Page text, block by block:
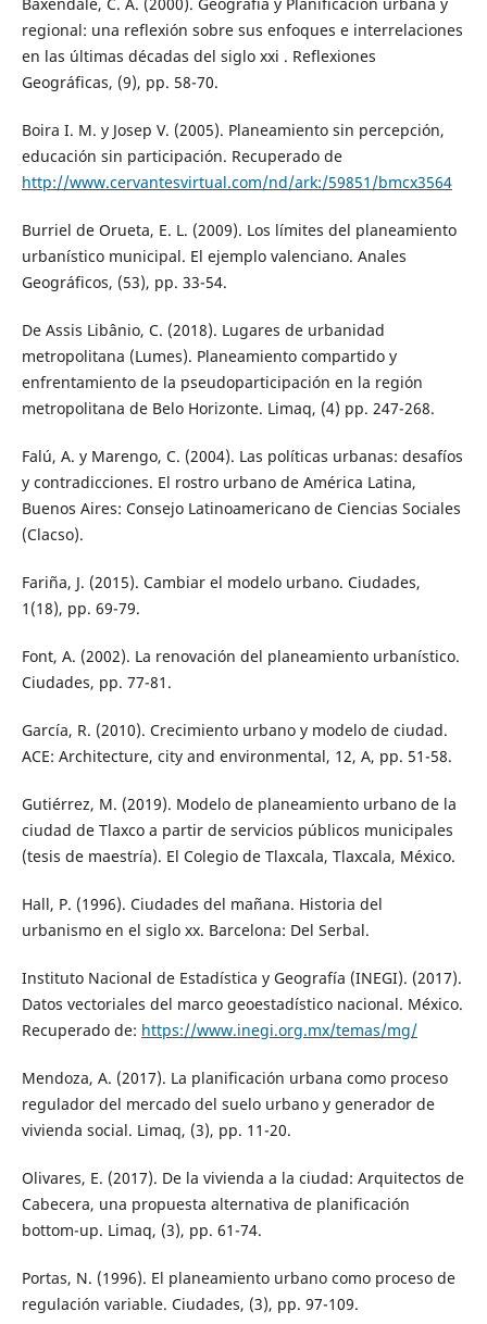
regional: una reflexión sobre sus enfoques e interrelaciones
en las últimas décadas del siglo xxi . Reflexiones
Geográficas, (9), pp. 58-70.
Boira I. M. y Josep V. (2005). Planeamiento sin percepción,
educación sin participación. Recuperado de
http://www.cervantesvirtual.com/nd/ark:/59851/bmcx3564
Burriel de Orueta, E. L. (2009). Los límites del planeamiento
urbanístico municipal. El ejemplo valenciano. Anales
Geográficos, (53), pp. 33-54.
De Assis Libânio, C. (2018). Lugares de urbanidad
metropolitana (Lumes). Planeamiento compartido y
enfrentamiento de la pseudoparticipación en la región
metropolitana de Belo Horizonte. Limaq, (4) pp. 247-268.
Falú, A. y Marengo, C. (2004). Las políticas urbanas: desafíos
y contradicciones. El rostro urbano de América Latina,
Buenos Aires: Consejo Latinoamericano de Ciencias Sociales
(Clacso).
Fariña, J. (2015). Cambiar el modelo urbano. Ciudades,
1(18), pp. 69-79.
Font, A. (2002). La renovación del planeamiento urbanístico.
Ciudades, pp. 77-81.
García, R. (2010). Crecimiento urbano y modelo de ciudad.
ACE: Architecture, city and environmental, 12, A, pp. 51-58.
Gutiérrez, M. (2019). Modelo de planeamiento urbano de la
ciudad de Tlaxco a partir de servicios públicos municipales
(tesis de maestría). El Colegio de Tlaxcala, Tlaxcala, México.
Hall, P. (1996). Ciudades del mañana. Historia del
urbanismo en el siglo xx. Barcelona: Del Serbal.
Instituto Nacional de Estadística y Geografía (INEGI). (2017).
Datos vectoriales del marco geoestadístico nacional. México.
Recuperado de: https://www.inegi.org.mx/temas/mg/
Mendoza, A. (2017). La planificación urbana como proceso
regulador del mercado del suelo urbano y generador de
vivienda social. Limaq, (3), pp. 11-20.
Olivares, E. (2017). De la vivienda a la ciudad: Arquitectos de
Cabecera, una propuesta alternativa de planificación
bottom-up. Limaq, (3), pp. 61-74.
Portas, N. (1996). El planeamiento urbano como proceso de
regulación variable. Ciudades, (3), pp. 97-109.